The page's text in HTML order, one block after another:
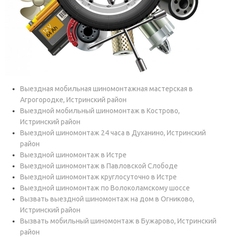
Выездная мобильная шиномонтажная мастерская в
Агрогородке, Истринский район
Выездной мобильный шиномонтаж в Кострово,
Истринский район
Выездной шиномонтаж 24 часа в Духанино, Истринский
район
Выездной шиномонтаж в Истре
Выездной шиномонтаж в Павловской Слободе
Выездной шиномонтаж круглосуточно в Истре
Выездной шиномонтаж по Волоколамскому шоссе
Вызвать выездной шиномонтаж на дом в Огниково,
Истринский район
Вызвать мобильный шиномонтаж в Бужарово, Истринский
район